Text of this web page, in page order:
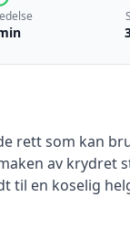
rett som kan
av
til en koselig